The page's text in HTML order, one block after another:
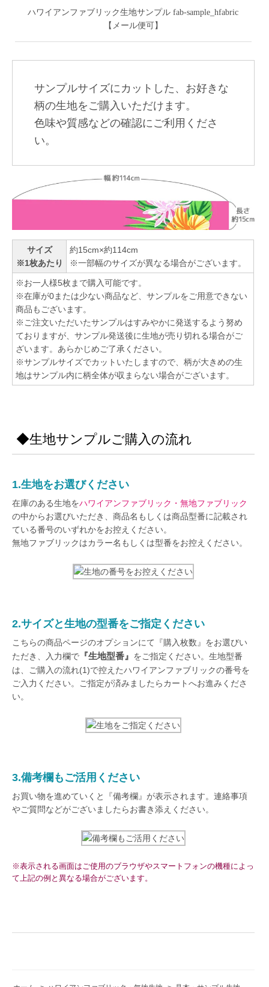
ハワイアンファブリック生地サンプル fab-sample_hfabric
【メール便可】
サンプルサイズにカットした、お好きな
柄の生地をご購入いただけます。
色味や質感などの確認にご利用くださ
い。
サイズ
※1枚あたり
約15cm×約114cm
※一部幅のサイズが異なる場合がございます。
※お一人様5枚まで購入可能です。
※在庫が0または少ない商品など、サンプルをご用意できない
商品もございます。
※ご注文いただいたサンプルはすみやかに発送するよう努め
ておりますが、サンプル発送後に生地が売り切れる場合がご
ざいます。あらかじめご了承ください。
※サンプルサイズでカットいたしますので、柄が大きめの生
地はサンプル内に柄全体が収まらない場合がございます。
◆生地サンプルご購入の流れ
1.生地をお選びください
在庫のある生地をハワイアンファブリック・無地ファブリック
の中からお選びいただき、商品名もしくは商品型番に記載され
ている番号のいずれかをお控えください。
無地ファブリックはカラー名もしくは型番をお控えください。
2.サイズと生地の型番をご指定ください
こちらの商品ページのオプションにて『購入枚数』をお選びい
ただき、入力欄で 『生地型番』 をご指定ください。生地型番
は、ご購入の流れ(1)で控えたハワイアンファブリックの番号を
ご入力ください。ご指定が済みましたらカートへお進みくださ
い。
3.備考欄もご活用ください
お買い物を進めていくと『備考欄』が表示されます。連絡事項
やご質問などがございましたらお書き添えください。
※表示される画面はご使用のブラウザやスマートフォンの機種によっ
て上記の例と異なる場合がございます。